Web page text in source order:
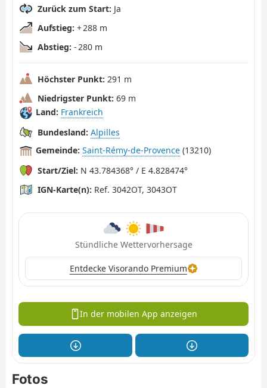
Zurück zum Start: Ja
Aufstieg: + 288 m
Abstieg: - 280 m
Höchster Punkt: 291 m
Niedrigster Punkt: 69 m
Land: Frankreich
Bundesland: Alpilles
Gemeinde: Saint-Rémy-de-Provence (13210)
Start/Ziel: N 43.784368° / E 4.828474°
IGN-Karte(n): Ref. 3042OT, 3043OT
Stündliche Wettervorhersage
Entdecke Visorando Premium
In der mobilen App anzeigen
Fotos